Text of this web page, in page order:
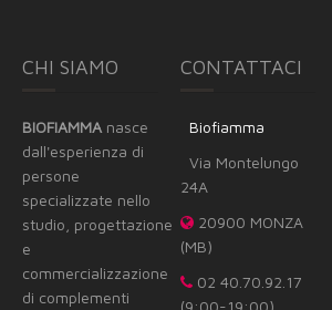
CHI SIAMO
BIOFIAMMA nasce
dall'esperienza di
persone
specializzate nello
studio, progettazione
e
commercializzazione
di complementi
CONTATTACI
Biofiamma
Via Montelungo
24A
20900 MONZA
(MB)
02 40.70.92.17
(9:00-19:00)